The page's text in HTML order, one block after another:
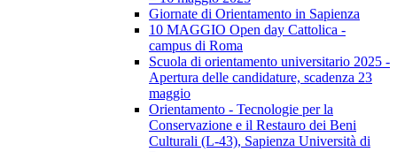
Giornate di Orientamento in Sapienza
10 MAGGIO Open day Cattolica -
campus di Roma
Scuola di orientamento universitario 2025 -
Apertura delle candidature, scadenza 23
maggio
Orientamento - Tecnologie per la
Conservazione e il Restauro dei Beni
Culturali (L-43), Sapienza Università di